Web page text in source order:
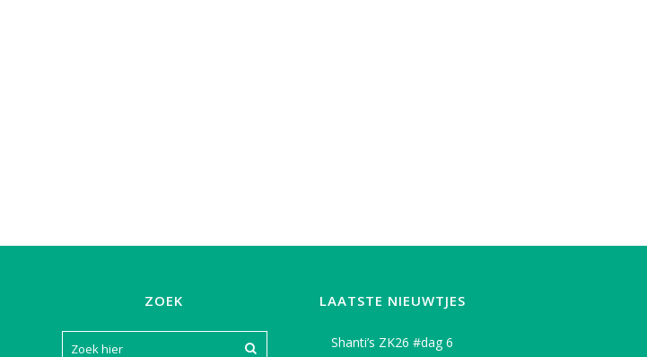
ZOEK LAATSTE NIEUWTJES
Shanti’s ZK26 #dag 6